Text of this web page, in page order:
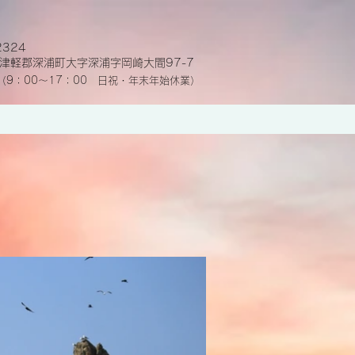
軽郡深浦町大字深浦字岡崎大間97-7
9：00～17：00 日祝・年末年始休業）